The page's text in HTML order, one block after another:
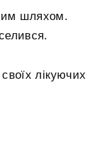
шляхом.
лікуючих